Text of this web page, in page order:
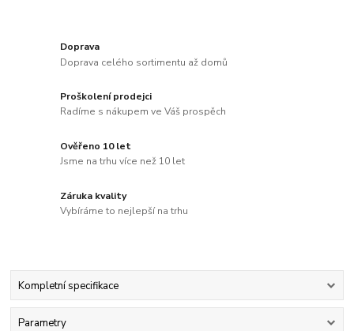
Doprava
Doprava celého sortimentu až domů
Proškolení prodejci
Radíme s nákupem ve Váš prospěch
Ověřeno 10 let
Jsme na trhu více než 10 let
Záruka kvality
Vybíráme to nejlepší na trhu
Kompletní specifikace
Parametry